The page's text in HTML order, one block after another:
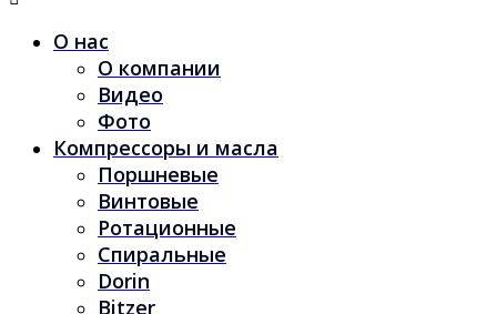
О нас
О компании
Видео
Фото
Компрессоры и масла
Поршневые
Винтовые
Ротационные
Спиральные
Dorin
Bitzer